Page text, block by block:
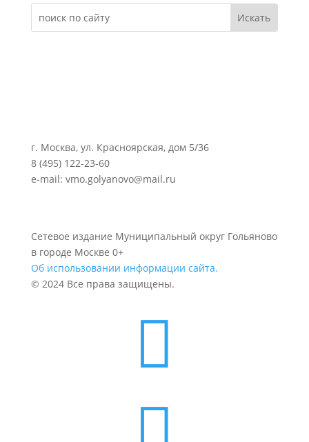
г. Москва, ул. Красноярская, дом 5/36
8 (495) 122-23-60
e-mail: vmo.golyanovo@mail.ru
Сетевое издание Муниципальный округ Гольяново
в городе Москве 0+
Об использовании информации сайта.
© 2024 Все права защищены.
